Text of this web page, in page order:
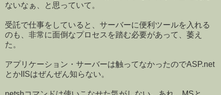
ないなぁ、と思っていて。
受託で仕事をしていると、サーバーに便利ツールを入れる
のも、非常に面倒なプロセスを踏む必要があって、萎え
た。
アプリケーション・サーバーは触ってなかったのでASP.net
とかIISはぜんぜん知らない。